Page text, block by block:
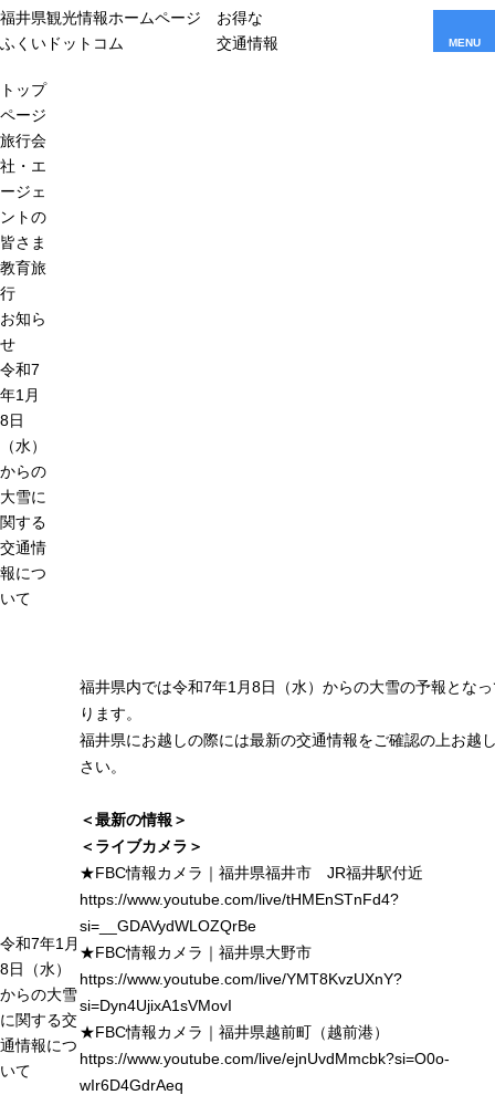
福井県観光情報ホームページ
ふくいドットコム
お得な
交通情報
MENU
トップ
ページ
旅行会
社・エ
ージェ
ントの
皆さま
教育旅
行
お知ら
せ
令和7
年1月
8日
（水）
からの
大雪に
関する
交通情
報につ
いて
令和7年1月
8日（水）
からの大雪
に関する交
通情報につ
いて
福井県内では令和7年1月8日（水）からの大雪の予報とな
ります。
福井県にお越しの際には最新の交通情報をご確認の上お越
さい。
＜最新の情報＞
＜ライブカメラ＞
★FBC情報カメラ｜福井県福井市 JR福井駅付近
https://www.youtube.com/live/tHMEnSTnFd4?
si=__GDAVydWLOZQrBe
★FBC情報カメラ｜福井県大野市
https://www.youtube.com/live/YMT8KvzUXnY?
si=Dyn4UjixA1sVMovI
★FBC情報カメラ｜福井県越前町（越前港）
https://www.youtube.com/live/ejnUvdMmcbk?si=O0o-
wIr6D4GdrAeq